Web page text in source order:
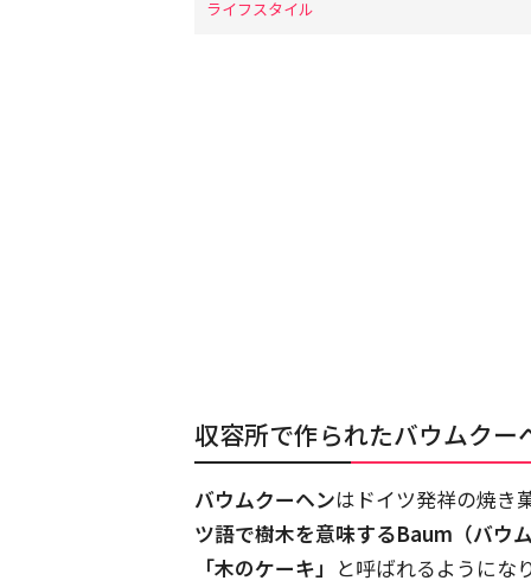
ライフスタイル
収容所で作られたバウムクー
バウムクーヘンはドイツ発祥の焼き
ツ語で樹木を意味するBaum（バウ
「木のケーキ」 と呼ばれるようにな